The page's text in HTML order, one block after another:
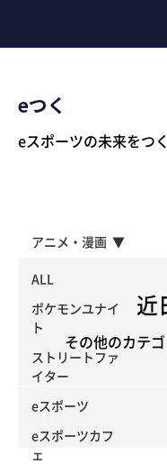
ALL
ポケモンユナイ
ト
ストリートファ
イター
eスポーツ
eスポーツカフ
ェ
アニメ・漫画
近
その他のカテ
eつく
eスポーツの未来をつ